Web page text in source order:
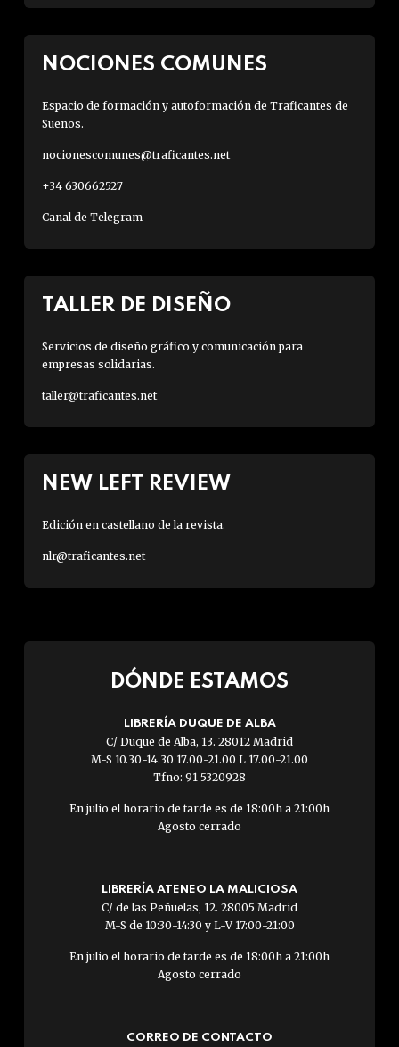
NOCIONES COMUNES
Espacio de formación y autoformación de Traficantes de
Sueños.
nocionescomunes@traficantes.net
+34 630662527
Canal de Telegram
TALLER DE DISEÑO
Servicios de diseño gráfico y comunicación para
empresas solidarias.
taller@traficantes.net
NEW LEFT REVIEW
Edición en castellano de la revista.
nlr@traficantes.net
DÓNDE ESTAMOS
LIBRERÍA DUQUE DE ALBA
C/ Duque de Alba, 13. 28012 Madrid
M-S 10.30-14.30 17.00-21.00 L 17.00-21.00
Tfno: 91 5320928
En julio el horario de tarde es de 18:00h a 21:00h
Agosto cerrado
LIBRERÍA ATENEO LA MALICIOSA
C/ de las Peñuelas, 12. 28005 Madrid
M-S de 10:30-14:30 y L-V 17:00-21:00
En julio el horario de tarde es de 18:00h a 21:00h
Agosto cerrado
CORREO DE CONTACTO